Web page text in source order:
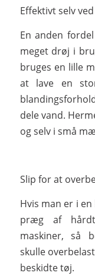
Effektivt selv
En anden
meget drøj i
bruges en lille
at lave en
dele vand.
og selv i små
Slip for at
Hvis man er i
præg af
maskiner, så
skulle
beskidte tøj.